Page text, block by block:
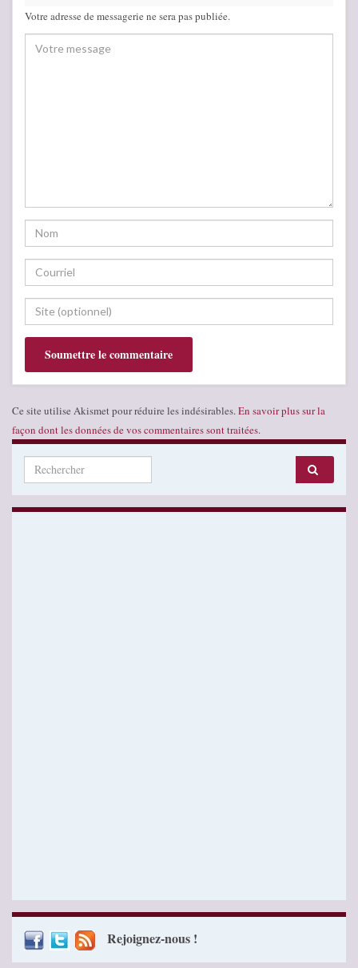
Votre adresse de messagerie ne sera pas publiée.
Ce site utilise Akismet pour réduire les indésirables.En savoir plus sur la
façon dont les données de vos commentaires sont traitées.
Search for:
Rejoignez-nous !